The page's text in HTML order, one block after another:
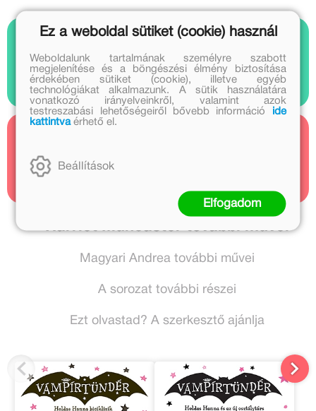
Nézz bele
1 videó
3 cikk
Magyari Andrea további művei
A sorozat további részei
Ezt olvastad? A szerkesztő ajánlja
Ez a weboldal sütiket (cookie) használ
Weboldalunk tartalmának személyre szabott
megjelenítése és a böngészési élmény biztosítása
érdekében sütiket (cookie), illetve egyéb
technológiákat alkalmazunk. A sütik használatára
vonatkozó irányelveinkről, valamint azok
testreszabási lehetőségeiről bővebb információ
ide
kattintvaérhető el.
Beállítások
Elfogadom